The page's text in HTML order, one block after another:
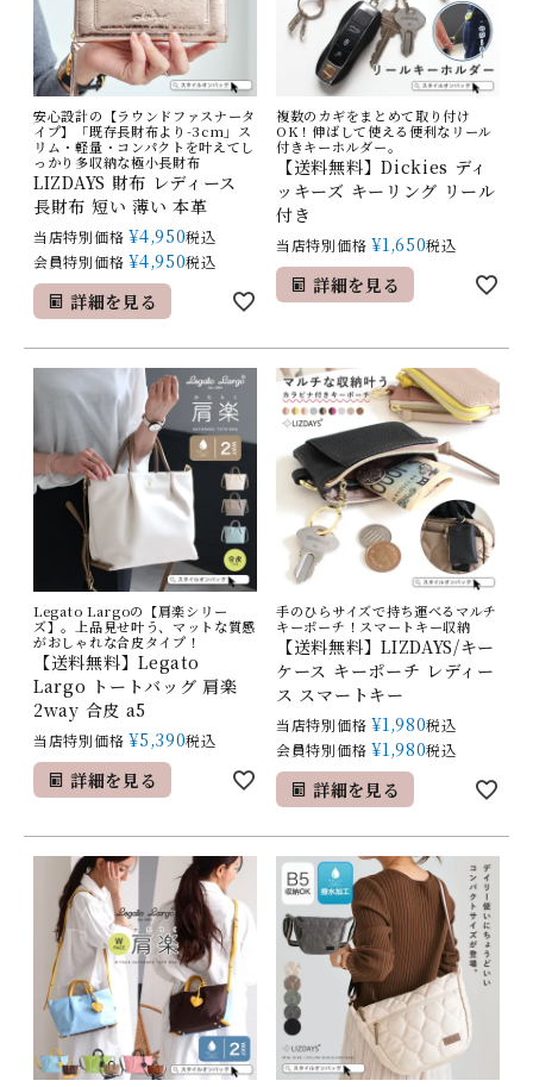
安心設計の【ラウンドファスナータ
イプ】「既存長財布より-3cm」ス
リム・軽量・コンパクトを叶えてし
っかり多収納な極小長財布
LIZDAYS 財布 レディース
長財布 短い 薄い 本革
当店特別価格 ¥4,950税込
会員特別価格 ¥4,950税込
詳細を見る
複数のカギをまとめて取り付け
OK！伸ばして使える便利なリール
付きキーホルダー。
【送料無料】Dickies ディ
ッキーズ キーリング リール
付き
当店特別価格 ¥1,650税込
詳細を見る
Legato Largoの【肩楽シリー
ズ】。上品見せ叶う、マットな質感
がおしゃれな合皮タイプ！
【送料無料】Legato
Largo トートバッグ 肩楽
2way 合皮 a5
当店特別価格 ¥5,390税込
詳細を見る
手のひらサイズで持ち運べるマルチ
キーポーチ！スマートキー収納
【送料無料】LIZDAYS/キー
ケース キーポーチ レディー
ス スマートキー
当店特別価格 ¥1,980税込
会員特別価格 ¥1,980税込
詳細を見る